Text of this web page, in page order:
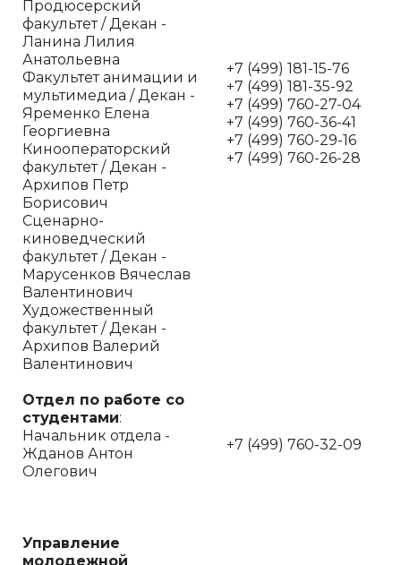
Продюсерский
факультет / Декан -
Ланина Лилия
Анатольевна
Факультет анимации и
мультимедиа / Декан -
Яременко Елена
Георгиевна
Кинооператорский
факультет / Декан -
Архипов Петр
Борисович
Сценарно-
киноведческий
факультет / Декан -
Марусенков Вячеслав
Валентинович
Художественный
факультет / Декан -
Архипов Валерий
Валентинович
+7 (499) 181-15-76
+7 (499) 181-35-92
+7 (499) 760-27-04
+7 (499) 760-36-41
+7 (499) 760-29-16
+7 (499) 760-26-28
Отдел по работе со
студентами:
Начальник отдела -
Жданов Антон
Олегович
+7 (499) 760-32-09
Управление
молодежной